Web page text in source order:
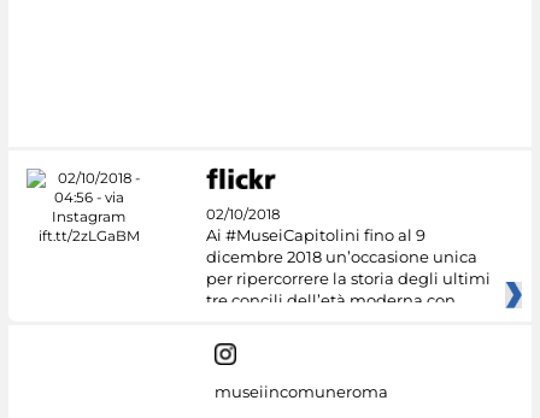
02/10/2018
Ai #MuseiCapitolini fino al 9
dicembre 2018 un’occasione unica
per ripercorrere la storia degli ultimi
tre concili dell’età moderna con
museiincomuneroma